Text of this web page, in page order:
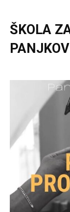
ŠKOLA